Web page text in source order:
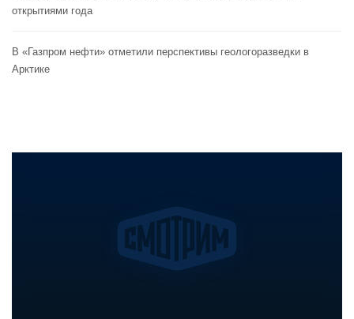
открытиями года
В «Газпром нефти» отметили перспективы геологоразведки в
Арктике